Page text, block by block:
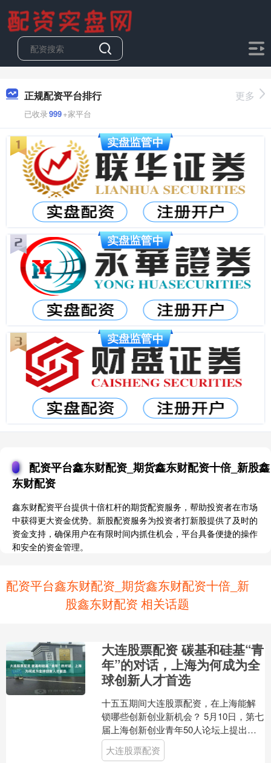
正规配资平台排行
已收录999+家平台
更多
配资平台鑫东财配资_期货鑫东财配资十倍_新股鑫
东财配资
鑫东财配资平台提供十倍杠杆的期货配资服务，帮助投资者在市场
中获得更大资金优势。新股配资服务为投资者打新股提供了及时的
资金支持，确保用户在有限时间内抓住机会，平台具备便捷的操作
和安全的资金管理。
配资平台鑫东财配资_期货鑫东财配资十倍_新
股鑫东财配资 相关话题
大连股票配资 碳基和硅基“青
年”的对话，上海为何成为全
球创新人才首选
十五五期间大连股票配资，在上海能解
锁哪些创新创业新机会？ 5月10日，第七
届上海创新创业青年50人论坛上提出的
这个问题，由一位特殊的圆桌嘉宾智元
机器人研发的具身....
大连股票配资